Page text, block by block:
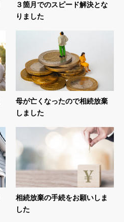
３箇月でのスピード解決とな
りました
母が亡くなったので相続放棄
しました
相続放棄の手続をお願いしま
した